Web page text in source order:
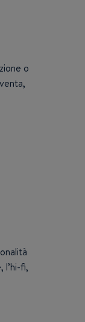
o
l’hi-fi,